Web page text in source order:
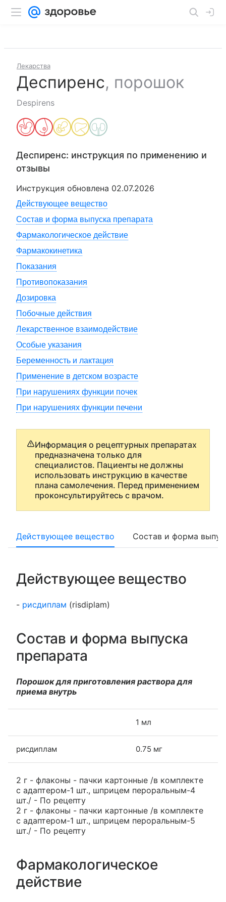
Лекарства
Деспиренс, порошок
Despirens
Деспиренс: инструкция по применению и
отзывы
Инструкция обновлена 02.07.2026
Действующее вещество
Состав и форма выпуска препарата
Фармакологическое действие
Фармакокинетика
Показания
Противопоказания
Дозировка
Побочные действия
Лекарственное взаимодействие
Особые указания
Беременность и лактация
Применение в детском возрасте
При нарушениях функции почек
При нарушениях функции печени
Информация о рецептурных препаратах
предназначена только для
специалистов. Пациенты не должны
использовать инструкцию в качестве
плана самолечения. Перед применением
проконсультируйтесь с врачом.
Действующее вещество Состав и форма
Действующее вещество
- рисдиплам (risdiplam)
Состав и форма выпуска
препарата
Порошок для приготовления раствора для
приема внутрь
1 мл
рисдиплам 0.75 мг
2 г - флаконы - пачки картонные /в комплекте
с адаптером-1 шт., шприцем пероральным-4
шт./ - По рецепту
2 г - флаконы - пачки картонные /в комплекте
с адаптером-1 шт., шприцем пероральным-5
шт./ - По рецепту
Фармакологическое
действие